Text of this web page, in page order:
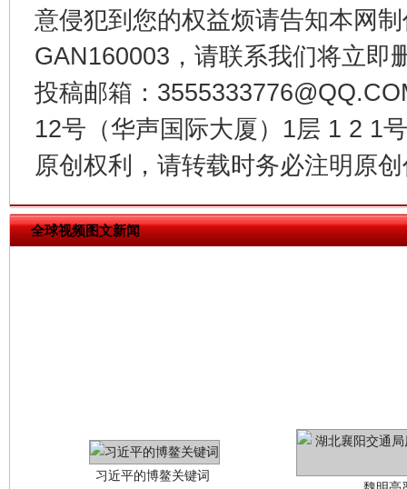
意侵犯到您的权益烦请告知本网
GAN160003，请联系我们将立即
投稿邮箱：
12号（华声国际大厦）1层 1 2 1
原创权利，请转载时务必注明原
全球视频图文新闻
在谋一域中谋全局
今